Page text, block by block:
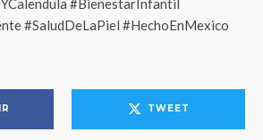
#BienestarInfantil
#SaludDeLaPiel #HechoEnMexico
TWEET